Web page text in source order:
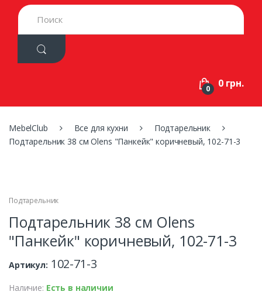
S
e
h
:
0 0 грн.
MebelClub Все для кухни
Подтарельник
Подтарельник 38 см Olens "Панкейк" коричневый, 102-71-3
Подтарельник
Подтарельник 38 см Olens
"Панкейк" коричневый, 102-71-3
Артикул: 102-71-3
Наличие: Есть в наличии